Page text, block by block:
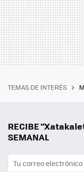
TEMAS DE INTERÉS
RECIBE
SEMANAL